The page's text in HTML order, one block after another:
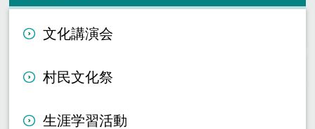
文化講演会
村民文化祭
生涯学習活動